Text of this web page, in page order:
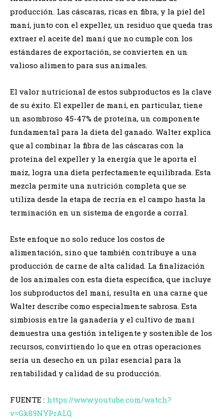
producción. Las cáscaras, ricas en fibra, y la piel del
maní, junto con el expeller, un residuo que queda tras
extraer el aceite del maní que no cumple con los
estándares de exportación, se convierten en un
valioso alimento para sus animales.
El valor nutricional de estos subproductos es la clave
de su éxito. El expeller de maní, en particular, tiene
un asombroso 45-47% de proteína, un componente
fundamental para la dieta del ganado. Walter explica
que al combinar la fibra de las cáscaras con la
proteína del expeller y la energía que le aporta el
maíz, logra una dieta perfectamente equilibrada. Esta
mezcla permite una nutrición completa que se
utiliza desde la etapa de recría en el campo hasta la
terminación en un sistema de engorde a corral.
Este enfoque no solo reduce los costos de
alimentación, sino que también contribuye a una
producción de carne de alta calidad. La finalización
de los animales con esta dieta específica, que incluye
los subproductos del maní, resulta en una carne que
Walter describe como especialmente sabrosa. Esta
simbiosis entre la ganadería y el cultivo de maní
demuestra una gestión inteligente y sostenible de los
recursos, convirtiendo lo que en otras operaciones
sería un desecho en un pilar esencial para la
rentabilidad y calidad de su producción.
FUENTE : https://www.youtube.com/watch?
v=Gk89NYPrALQ